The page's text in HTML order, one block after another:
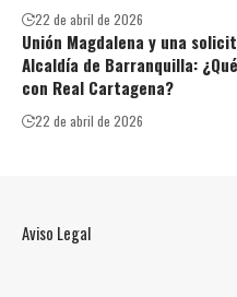
22 de abril de 2026
Unión Magdalena y una
Alcaldía de Barranquilla:
con Real Cartagena?
22 de abril de 2026
Aviso Legal